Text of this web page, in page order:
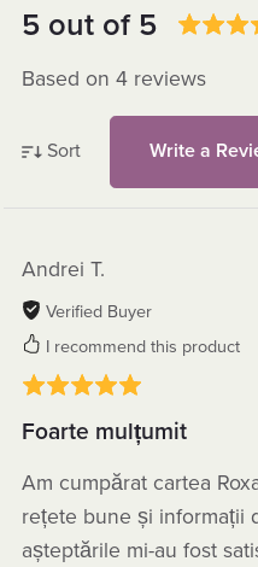
5 out of 5
Based on 4 reviews
Sort Write a
Andrei T.
Verified Buyer
I recommend this product
Foarte mulțumit
Am cumpărat cartea
rețete bune și informații
așteptările mi-au fost